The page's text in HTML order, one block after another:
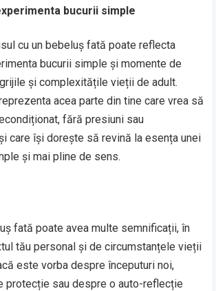
bucurii simple
cu un bebeluș fată poate reflecta
bucurii simple și momente de
și complexitățile vieții de adult.
acea parte din tine care vrea să
fără presiuni sau
care își dorește să revină la esența unei
și mai pline de sens.
fată poate avea multe semnificații, în
tău personal și de circumstanțele vieții
este vorba despre începuturi noi,
protecție sau despre o auto-reflecție